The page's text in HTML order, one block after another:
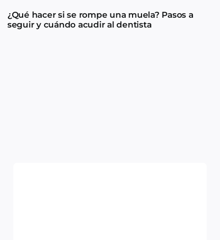
¿Qué hacer si se rompe una muela? Pasos a
seguir y cuándo acudir al dentista